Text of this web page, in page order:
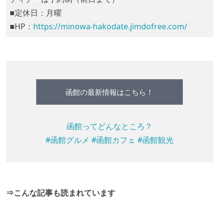
■定休日：月曜
■HP： https://minowa-hakodate.jimdofree.com/
函館の最新情報はこちら！
函館ってどんなところ？
#函館グルメ #函館カフェ #函館観光
⇒こんな記事も読まれています